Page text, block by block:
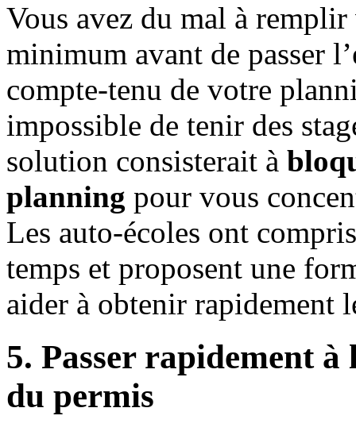
Vous avez du mal à
minimum avant de passer
compte-tenu de votre
impossible de tenir des
solution consisterait à
planning pour vous
Les auto-écoles ont
temps et proposent une
aider à obtenir rapidement
5. Passer rapidement à
du permis